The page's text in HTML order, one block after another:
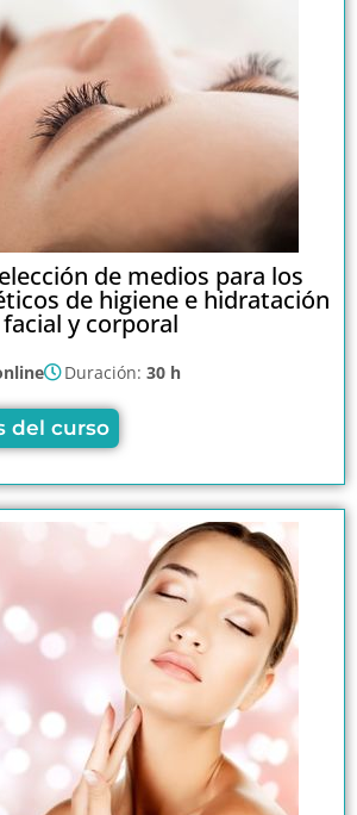
de medios para los
de higiene e hidratación
facial y corporal
Duración: 30 h
del curso